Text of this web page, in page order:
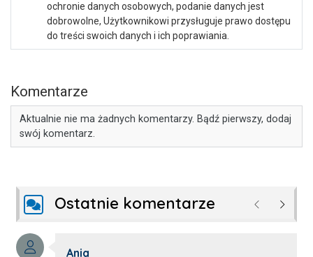
ochronie danych osobowych, podanie danych jest
dobrowolne, Użytkownikowi przysługuje prawo dostępu
do treści swoich danych i ich poprawiania.
Komentarze
Aktualnie nie ma żadnych komentarzy. Bądź pierwszy, dodaj
swój komentarz.
Ostatnie komentarze Poprzednie
Autor komentarza:
Ania